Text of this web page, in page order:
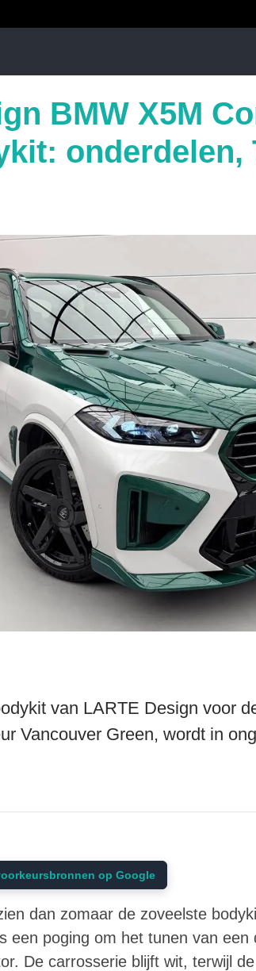
BMW X5M
onderdelen,
van LARTE Design voor
Vancouver Green, wordt in
op Google
dan zomaar de zoveelste
poging om het tunen van een
De carrosserie blijft wit, terwijl